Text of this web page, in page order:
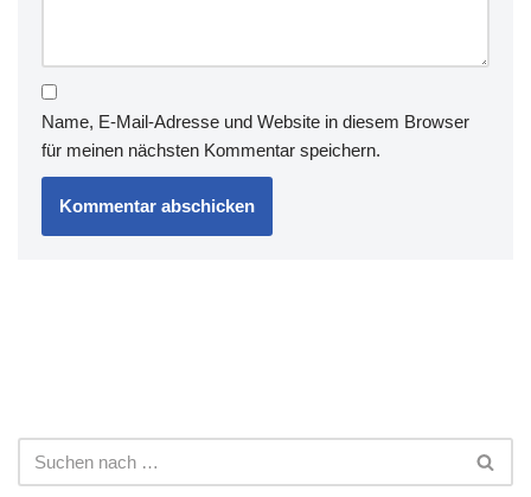
Name, E-Mail-Adresse und Website in diesem Browser
für meinen nächsten Kommentar speichern.